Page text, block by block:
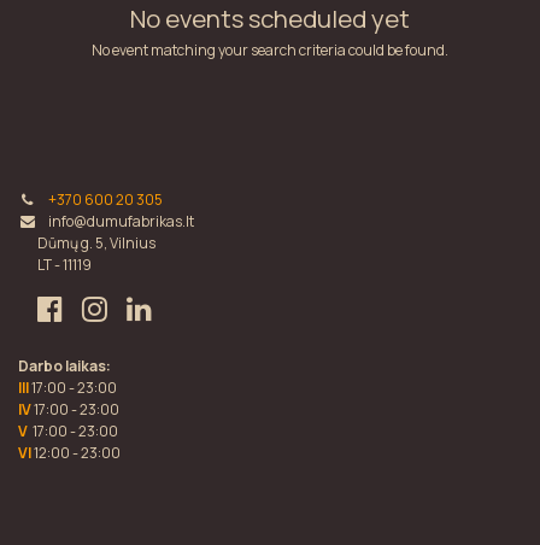
No events scheduled yet
No event matching your search criteria could be found.
+370 600 20 305
info@dumufabrikas.lt
Dūmų g. 5, Vilnius
LT - 11119
Darbo laikas:
III17:00 - 23:00
IV17:00 - 23:00
V 17:00 - 23:00
VI12:00 - 23:00